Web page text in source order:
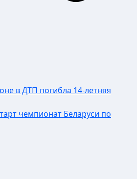
в ДТП погибла 14-летняя
чемпионат Беларуси по